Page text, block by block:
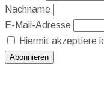
Nachname
E-Mail-Adresse
Hiermit akzeptiere